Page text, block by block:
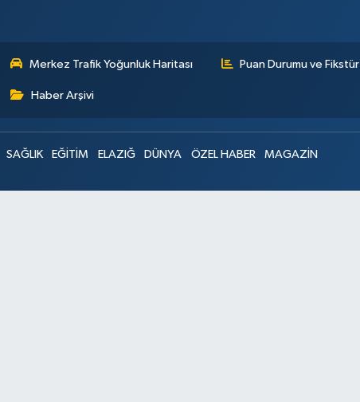
Merkez Trafik Yoğunluk Haritası Puan Durumu ve Fikstür
Haber Arşivi
SAĞLIK EĞİTİM ELAZIĞ DÜNYA ÖZEL HABER MAGAZİN